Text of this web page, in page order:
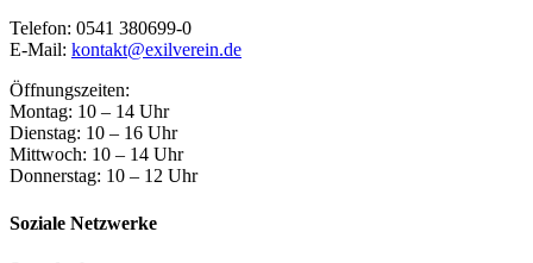
Telefon: 0541 380699-0
E-Mail: kontakt@exilverein.de
Öffnungszeiten:
Montag: 10 – 14 Uhr
Dienstag: 10 – 16 Uhr
Mittwoch: 10 – 14 Uhr
Donnerstag: 10 – 12 Uhr
Soziale Netzwerke